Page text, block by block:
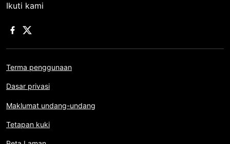
Ikuti kami
Terma penggunaan
Dasar privasi
Maklumat undang-undang
Tetapan kuki